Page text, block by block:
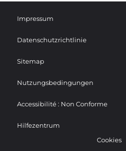
Impressum
Datenschutzrichtlinie
Sitemap
Nutzungsbedingungen
Accessibilité : Non Conforme
Hilfezentrum
Cookies